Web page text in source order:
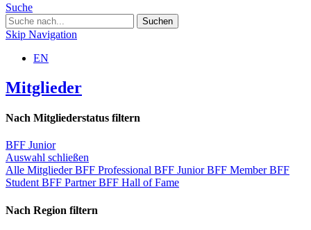
Suche
Skip Navigation
EN
Mitglieder
Nach Mitgliederstatus filtern
BFF Junior
Auswahl schließen
Alle MitgliederBFF Professional BFF JuniorBFF MemberBFF
Student BFF PartnerBFF Hall of Fame
Nach Region filtern